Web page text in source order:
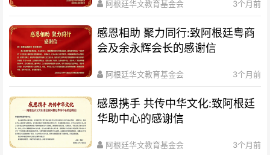
阿根廷华文教育基金会 3个月前
感恩相助 聚力同行:致阿根廷粤商
会及余永辉会长的感谢信
阿根廷华文教育基金会 3个月前
感恩携手 共传中华文化:致阿根廷
华助中心的感谢信
阿根廷华文教育基金会 3个月前